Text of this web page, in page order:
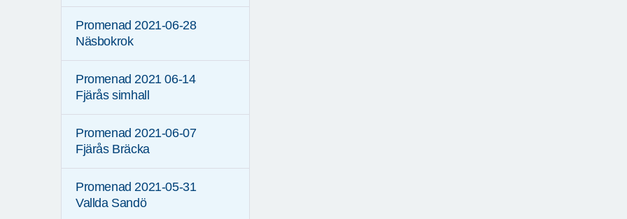
Promenad 2021-06-28
Näsbokrok
Promenad 2021 06-14
Fjärås simhall
Promenad 2021-06-07
Fjärås Bräcka
Promenad 2021-05-31
Vallda Sandö